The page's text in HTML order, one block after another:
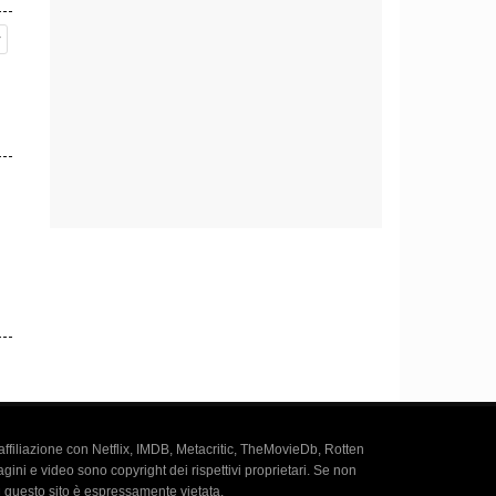
con Netflix, IMDB, Metacritic, TheMovieDb, Rotten
e video sono copyright dei rispettivi proprietari. Se non
sito è espressamente vietata.